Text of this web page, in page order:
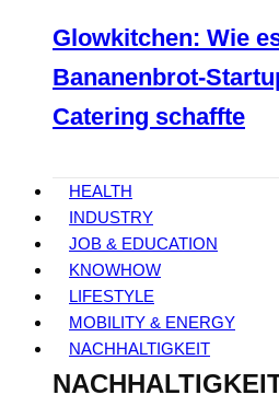
Glowkitchen: Wie
Bananenbrot-
Catering schaffte
HEALTH
INDUSTRY
JOB & EDUCATION
KNOWHOW
LIFESTYLE
MOBILITY & ENERGY
NACHHALTIGKEIT